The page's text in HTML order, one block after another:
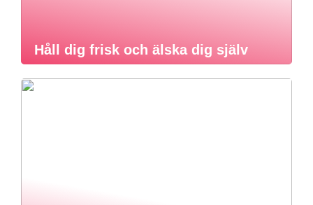
Håll dig frisk och älska dig själv